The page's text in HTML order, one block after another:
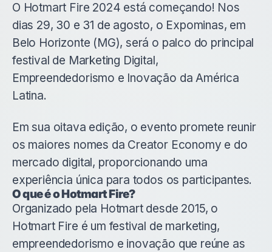
O Hotmart Fire 2024 está começando! Nos
dias 29, 30 e 31 de agosto, o Expominas, em
Belo Horizonte (MG), será o palco do principal
festival de Marketing Digital,
Empreendedorismo e Inovação da América
Latina.
Em sua oitava edição, o evento promete reunir
os maiores nomes da Creator Economy e do
mercado digital, proporcionando uma
experiência única para todos os participantes.
O que é o Hotmart Fire?
Organizado pela Hotmart desde 2015, o
Hotmart Fire é um festival de marketing,
empreendedorismo e inovação que reúne as